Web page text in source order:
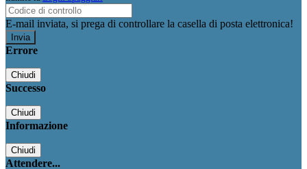
E-mail inviata, si prega di controllare la casella di posta elettronica!
Errore
Chiudi
Successo
Chiudi
Informazione
Chiudi
Attendere...